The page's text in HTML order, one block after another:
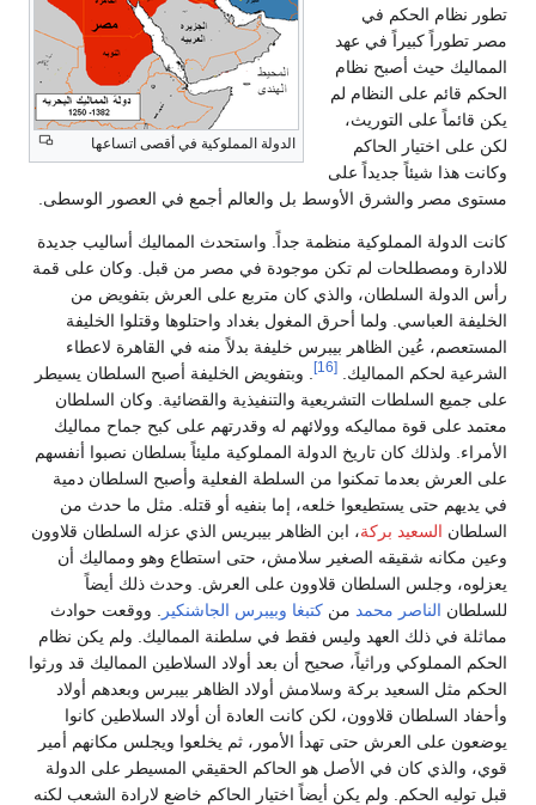
الدولة المملوكية في أقصى اتساعها
تطور نظام الحكم في
مصر تطوراً كبيراً في عهد
المماليك حيث أصبح نظام
الحكم قائم على النظام لم
يكن قائماً على التوريث،
لكن على اختيار الحاكم
وكانت هذا شيئاً جديداً على
مستوى مصر والشرق الأوسط بل والعالم أجمع في العصور الوسطى.
كانت الدولة المملوكية منظمة جداً. واستحدث المماليك أساليب جديدة
للادارة ومصطلحات لم تكن موجودة في مصر من قبل. وكان على قمة
رأس الدولة السلطان، والذي كان متربع على العرش بتفويض من
الخليفة العباسي. ولما أحرق المغول بغداد واحتلوها وقتلوا الخليفة
المستعصم، عُين الظاهر بيبرس خليفة بدلاً منه في القاهرة لاعطاء
الشرعية لحكم المماليك.
[16]
. وبتفويض الخليفة أصبح السلطان يسيطر
على جميع السلطات التشريعية والتنفيذية والقضائية. وكان السلطان
معتمد على قوة مماليكه وولائهم له وقدرتهم على كبح جماح مماليك
الأمراء. ولذلك كان تاريخ الدولة المملوكية مليئاً بسلطان نصبوا أنفسهم
على العرش بعدما تمكنوا من السلطة الفعلية وأصبح السلطان دمية
في يديهم حتى يستطيعوا خلعه، إما بنفيه أو قتله. مثل ما حدث من
السلطان السعيد بركة، ابن الظاهر بيبريس الذي عزله السلطان قلاوون
وعين مكانه شقيقه الصغير سلامش، حتى استطاع وهو ومماليك أن
يعزلوه، وجلس السلطان قلاوون على العرش. وحدث ذلك أيضاً
للسلطان الناصر محمد من كتبغا وبيبرس الجاشنكير
. ووقعت حوادث
مماثلة في ذلك العهد وليس فقط في سلطنة المماليك. ولم يكن نظام
الحكم المملوكي وراثياً، صحيح أن بعد أولاد السلاطين المماليك قد ورثوا
الحكم مثل السعيد بركة وسلامش أولاد الظاهر بيبرس وبعدهم أولاد
وأحفاد السلطان قلاوون، لكن كانت العادة أن أولاد السلاطين كانوا
يوضعون على العرش حتى تهدأ الأمور، ثم يخلعوا ويجلس مكانهم أمير
قوي، والذي كان في الأصل هو الحاكم الحقيقي المسيطر على الدولة
قبل توليه الحكم. ولم يكن أيضاً اختيار الحاكم خاضع لارادة الشعب لكنه